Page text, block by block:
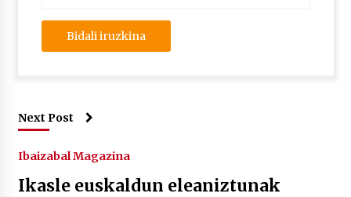
Next Post
Ibaizabal Magazina
Ikasle euskaldun eleaniztunak